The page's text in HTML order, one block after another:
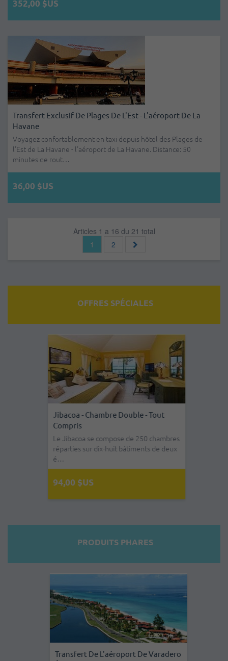
352,00 $US
Transfert Exclusif De Plages De L'Est - L'aéroport De La
Havane
Voyagez confortablement en taxi depuis hôtel des Plages de
l'Est de La Havane - l'aéroport de La Havane. Distance: 50
minutes de rout…
36,00 $US
Articles 1 a 16 du 21 total
1
2
OFFRES SPÉCIALES
Jibacoa - Chambre Double - Tout
Compris
Le Jibacoa se compose de 250 chambres
réparties sur dix-huit bâtiments de deux
é…
94,00 $US
PRODUITS PHARES
Transfert De L'aéroport De Varadero